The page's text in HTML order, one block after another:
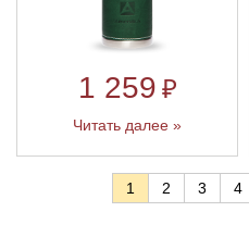
1 259 ₽
Читать далее »
1 2 3 4